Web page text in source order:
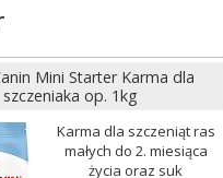
Mini Starter Karma dla
szczeniaka op. 1kg
Karma dla szczeniąt ras
małych do 2. miesiąca
życia oraz suk